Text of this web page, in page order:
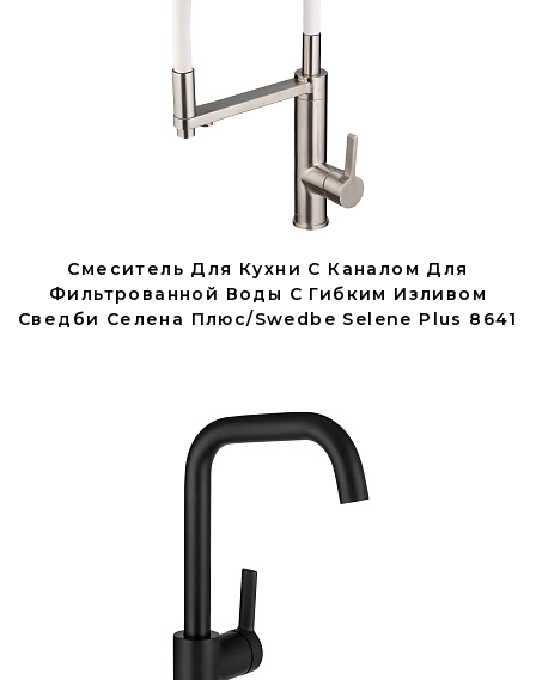
Смеситель Для Кухни С Каналом Для
Фильтрованной Воды С Гибким Изливом
Сведби Селена Плюс/Swedbe Selene Plus 8641